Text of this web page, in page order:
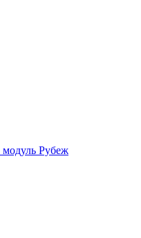
Рубеж